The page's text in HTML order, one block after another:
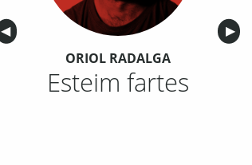
Anterior
◀︎ ▶︎
ORIOL RADALGA
Esteim fartes